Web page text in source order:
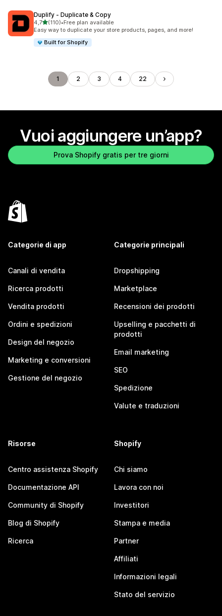
Duplify ‑ Duplicate & Copy
4,7stelle su 5
(110)
110 recensioni totali
•Free plan available
Easy way to duplicate your store products, pages, and more!
Built for Shopify
1 2 3 4 22
Vuoi aggiungere un’app?
Prova Shopify gratis per tre giorni
Categorie di app
Canali di vendita
Ricerca prodotti
Vendita prodotti
Ordini e spedizioni
Design del negozio
Marketing e conversioni
Gestione del negozio
Categorie principali
Dropshipping
Marketplace
Recensioni dei prodotti
Upselling e pacchetti di
prodotti
Email marketing
SEO
Spedizione
Valute e traduzioni
Risorse
Centro assistenza Shopify
Documentazione API
Community di Shopify
Blog di Shopify
Ricerca
Shopify
Chi siamo
Lavora con noi
Investitori
Stampa e media
Partner
Affiliati
Informazioni legali
Stato del servizio